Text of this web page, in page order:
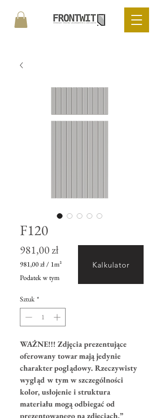
F120
981,00 złCena
981,00 zł/ 1m²
981,00 zł
za
Metr
Podatek w tym
Sztuk *
WAŻNE!!! Zdjęcia prezentujące
oferowany towar mają jedynie
charakter poglądowy. Rzeczywisty
wygląd w tym w szczególności
kolor, usłojenie i struktura
materiału mogą odbiegać od
Kalkulator